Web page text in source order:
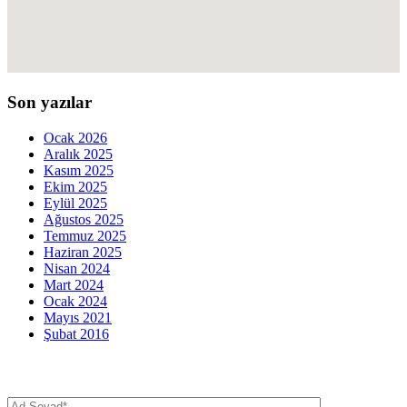
Son yazılar
Ocak 2026
Aralık 2025
Kasım 2025
Ekim 2025
Eylül 2025
Ağustos 2025
Temmuz 2025
Haziran 2025
Nisan 2024
Mart 2024
Ocak 2024
Mayıs 2021
Şubat 2016